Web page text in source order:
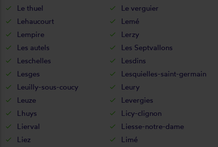
Le thuel
Le verguier
Lehaucourt
Lemé
Lempire
Lerzy
Les autels
Les Septvallons
Leschelles
Lesdins
Lesges
Lesquielles-saint-germain
Leuilly-sous-coucy
Leury
Leuze
Levergies
Lhuys
Licy-clignon
Lierval
Liesse-notre-dame
Liez
Limé